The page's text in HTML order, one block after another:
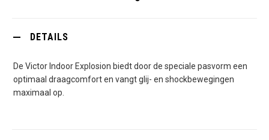
DETAILS
De Victor Indoor Explosion biedt door de speciale pasvorm een
optimaal draagcomfort en vangt glij- en shockbewegingen
maximaal op.